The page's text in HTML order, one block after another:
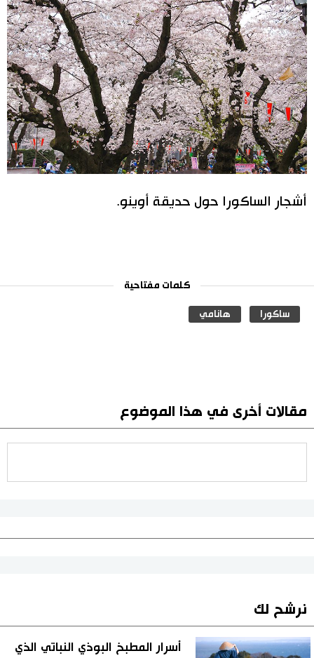
أشجار الساكورا حول حديقة أوينو.
كلمات مفتاحية
ساكورا هانامي
مقالات أخرى في هذا الموضوع
نرشح لك
أسرار المطبخ البوذي النباتي الذي